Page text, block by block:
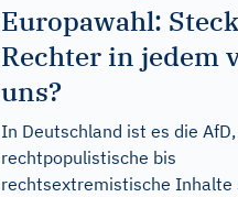
Europawahl:
Rechter in jedem
uns?
In Deutschland ist es die
rechtpopulistische bis
rechtsextremistische Inhalte